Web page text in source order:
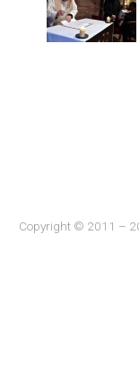
Copyright © 2011 –